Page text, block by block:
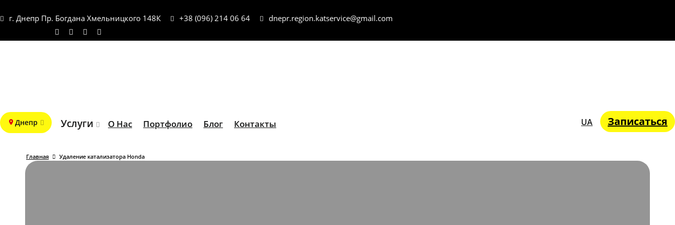
г. Днепр Пр. Богдана Хмельницкого 148К +38 (096) 214 06 64 dnepr.region.katservice@gmail.com
Днепр Услуги О Нас Портфолио Блог Контакты UA Записаться
Главная Удаление катализатора Honda